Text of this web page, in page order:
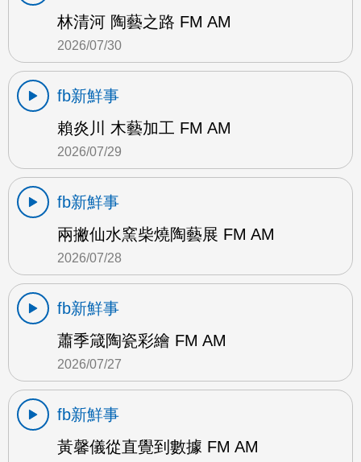
林清河 陶藝之路 FM AM
2026/07/30
fb新鮮事
賴炎川 木藝加工 FM AM
2026/07/29
fb新鮮事
兩撇仙水窯柴燒陶藝展 FM AM
2026/07/28
fb新鮮事
蕭季箴陶瓷彩繪 FM AM
2026/07/27
fb新鮮事
黃馨儀從直覺到數據 FM AM